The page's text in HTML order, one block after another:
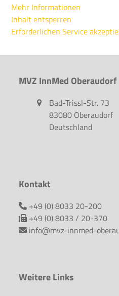
Mehr Informationen
Inhalt entsperren
Erforderlichen Service
MVZ InnMed Oberaudorf
Bad-Trissl-Str. 73
83080 Oberaudorf
Deutschland
Kontakt
+49 (0) 8033 20-200
+49 (0) 8033 / 20-370
info@mvz-innmed-
Weitere Links